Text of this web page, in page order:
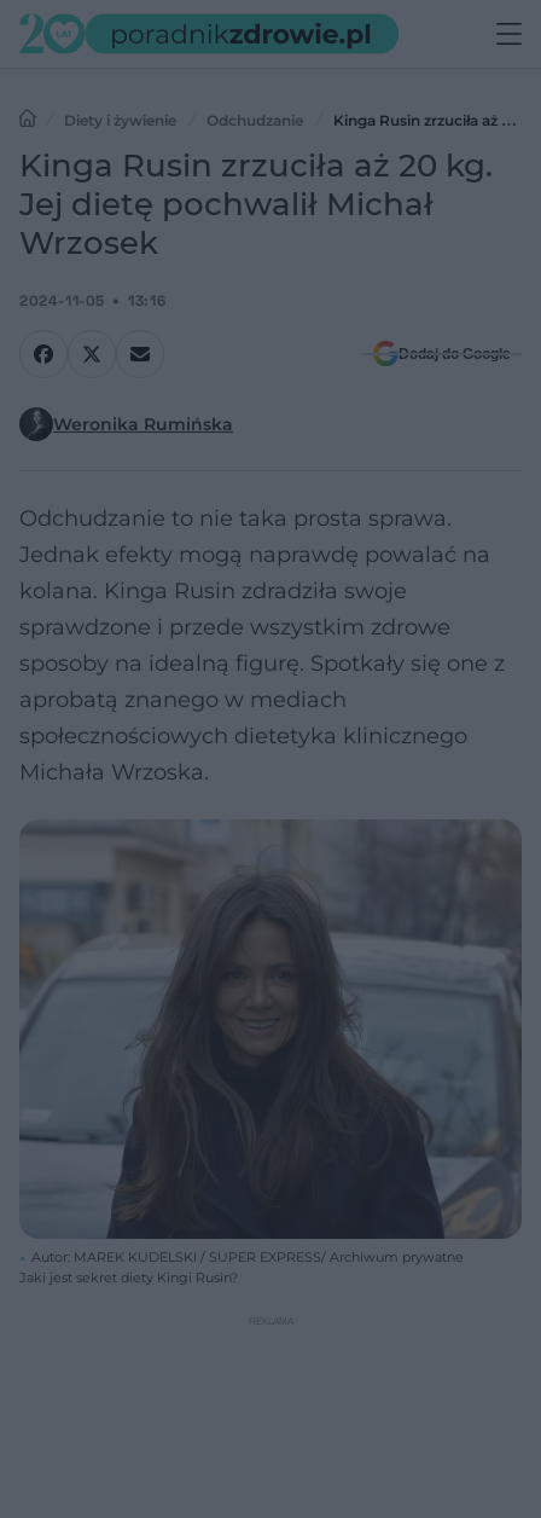
Diety i żywienie Odchudzanie
Kinga Rusin zrzuciła aż 20
kg. Jej dietę pochwalił Michał Wrzosek
Kinga Rusin zrzuciła aż 20 kg.
Jej dietę pochwalił Michał
Wrzosek
2024-11-05 13:16
Dodaj do Google
Weronika Rumińska
Odchudzanie to nie taka prosta sprawa.
Jednak efekty mogą naprawdę powalać na
kolana. Kinga Rusin zdradziła swoje
sprawdzone i przede wszystkim zdrowe
sposoby na idealną figurę. Spotkały się one z
aprobatą znanego w mediach
społecznościowych dietetyka klinicznego
Michała Wrzoska.
Autor: MAREK KUDELSKI / SUPER EXPRESS/ Archiwum prywatne
Jaki jest sekret diety Kingi Rusin?